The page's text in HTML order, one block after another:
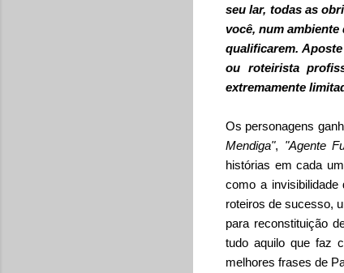
seu lar, todas as
você, num ambiente
qualificarem.
ou roteirista
extremamente
Os personagens
Mendiga", "Agente
histórias em cada
como a invisibilidade
roteiros de sucesso,
para reconstituição
tudo aquilo que faz
melhores frases de